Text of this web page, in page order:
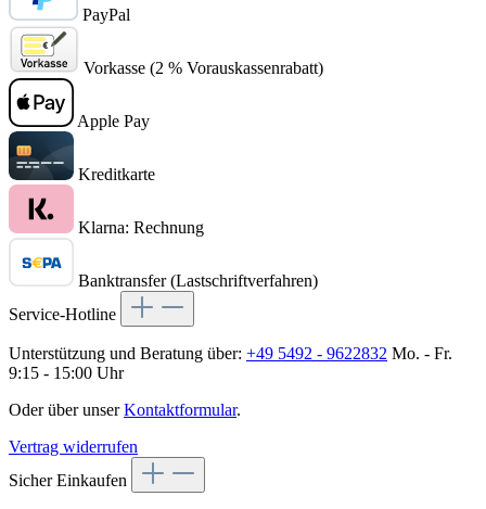
PayPal
Vorkasse (2 % Vorauskassenrabatt)
Apple Pay
Kreditkarte
Klarna: Rechnung
Banktransfer (Lastschriftverfahren)
Service-Hotline
Unterstützung und Beratung über: +49 5492 - 9622832 Mo. - Fr.
9:15 - 15:00 Uhr
Oder über unserKontaktformular.
Vertrag widerrufen
Sicher Einkaufen